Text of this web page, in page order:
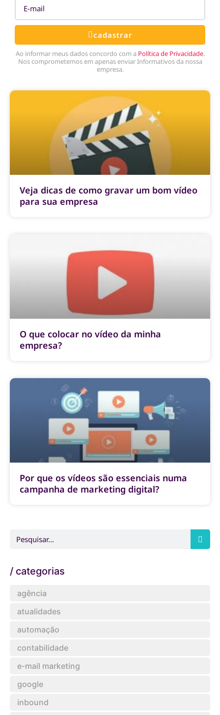
cadastrar
Ao informar meus dados concordo com a Política de Privacidade.
Nos comprometemos em apenas enviar Informativos da nossa
empresa.
Veja dicas de como gravar um bom vídeo
para sua empresa
O que colocar no vídeo da minha
empresa?
Por que os vídeos são essenciais numa
campanha de marketing digital?
/ categorias
agência
atualidades
automação
contabilidade
e-mail marketing
google
inbound